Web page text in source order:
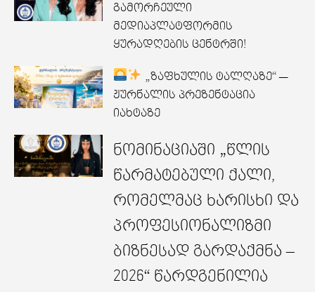
გამორჩეული
მედიაპლატფორმის
ყურადღების ცენტრში!
„ზაფხულის ტალღაზე“ —
ჟურნალის პრეზენტაცია
იახტაზე
ნომინაციაში „წლის
წარმატებული ქალი,
რომელმაც ხარისხი და
პროფესიონალიზმი
ბიზნესად გარდაქმნა –
2026“ წარდგენილია